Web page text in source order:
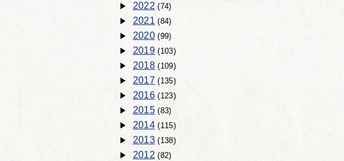
2022(74)
2021(84)
2020(99)
2019(103)
2018(109)
2017 (135)
2016(123)
2015(83)
2014(115)
2013(138)
2012 (82)